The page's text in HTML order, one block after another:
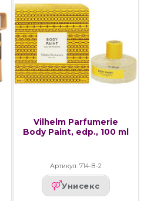
Vilhelm Parfumerie
Body Paint, edp., 100 ml
Артикул: 714-В-2
Унисекс